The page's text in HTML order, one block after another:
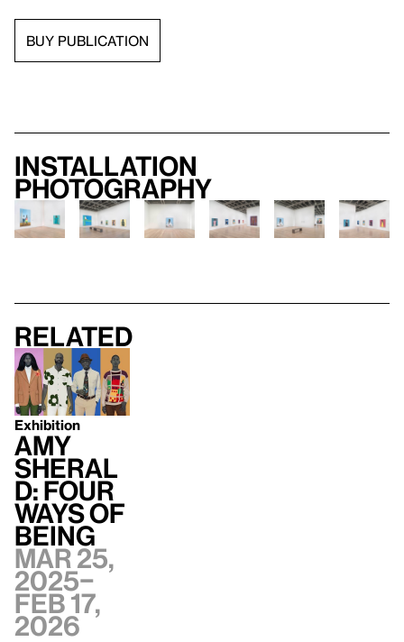
BUY PUBLICATION
Installation
photography
Related
Exhibition
Amy
Sheral
d: Four
Ways of
Being
Mar 25,
2025–
Feb 17,
2026